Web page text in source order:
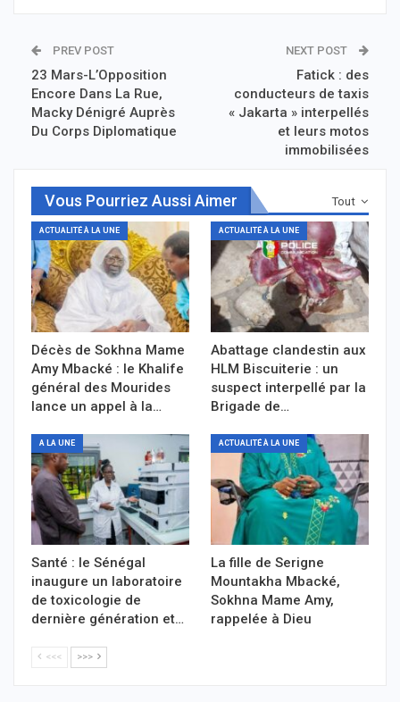
PREV POST
23 Mars-L’Opposition
Encore Dans La Rue,
Macky Dénigré Auprès
Du Corps Diplomatique
NEXT POST
Fatick : des
conducteurs de taxis
« Jakarta » interpellés
et leurs motos
immobilisées
Tout
Vous Pourriez Aussi Aimer
ACTUALITÉ À LA UNE
Décès de Sokhna Mame
Amy Mbacké : le Khalife
général des Mourides
lance un appel à la…
ACTUALITÉ À LA UNE
Abattage clandestin aux
HLM Biscuiterie : un
suspect interpellé par la
Brigade de…
A LA UNE
Santé : le Sénégal
inaugure un laboratoire
de toxicologie de
dernière génération et…
ACTUALITÉ À LA UNE
La fille de Serigne
Mountakha Mbacké,
Sokhna Mame Amy,
rappelée à Dieu
<<< >>>